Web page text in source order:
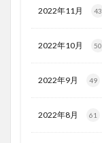
2022年11月 43
2022年10月 50
2022年9月 49
2022年8月 61